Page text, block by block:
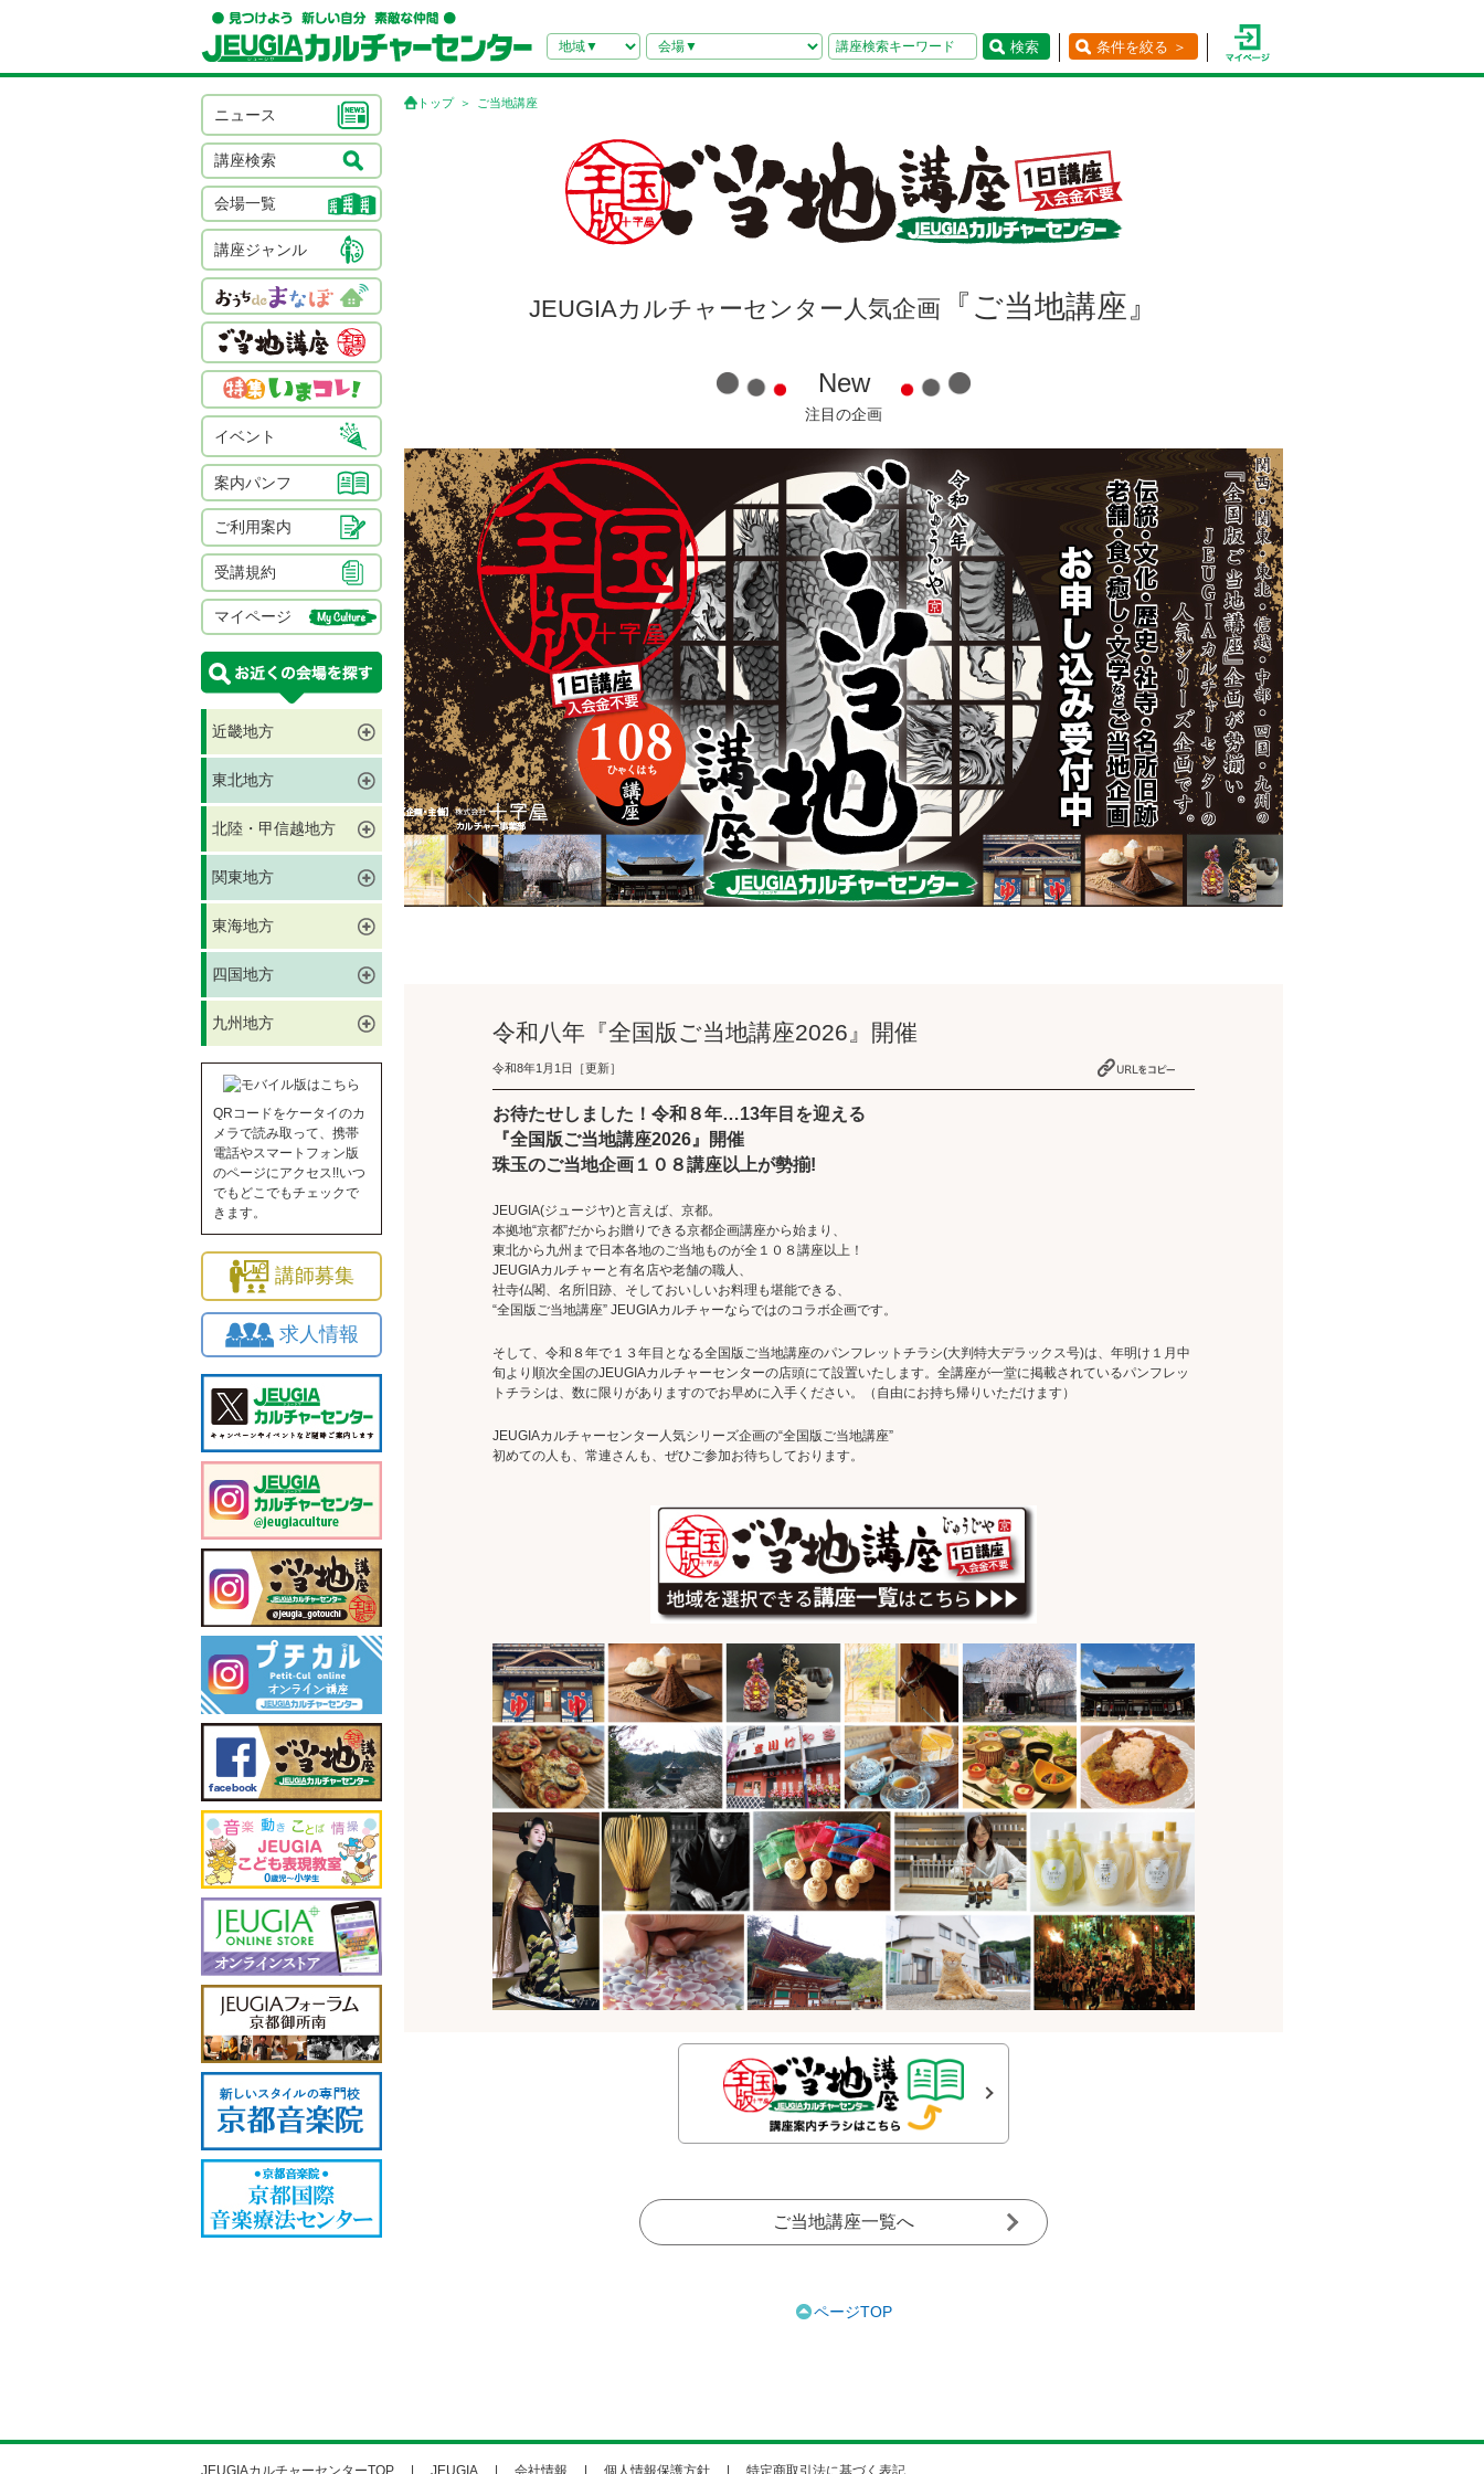
検索 条件を絞る ＞
ニュース
講座検索
会場一覧
講座ジャンル
イベント
案内パンフ
ご利用案内
受講規約
マイページ
近畿地方
東北地方
北陸・甲信越地方
関東地方
東海地方
四国地方
九州地方
QRコードをケータイのカ
メラで読み取って、携帯
電話やスマートフォン版
のページにアクセス!!いつ
でもどこでもチェックで
きます。
講師募集
求人情報
トップ ご当地講座
JEUGIAカルチャーセンター人気企画 『ご当地講座』
New
注目の企画
令和八年『全国版ご当地講座2026』開催
令和8年1月1日［更新］
お待たせしました！ 令和８年…13年目を迎える
『全国版ご当地講座2026』開催
珠玉のご当地企画１０８講座以上が勢揃!
JEUGIA(ジュージヤ)と言えば、京都。
本拠地“京都”だからお贈りできる京都企画講座から始まり、
東北から九州まで日本各地のご当地ものが全１０８講座以上！
JEUGIAカルチャーと有名店や老舗の職人、
社寺仏閣、名所旧跡、そしておいしいお料理も堪能できる、
“全国版ご当地講座” JEUGIAカルチャーならではのコラボ企画です。
そして、令和８年で１３年目となる全国版ご当地講座のパンフレットチラシ(大判特大デラックス号)は、年明け１月中
旬より順次全国のJEUGIAカルチャーセンターの店頭にて設置いたします。全講座が一堂に掲載されているパンフレッ
トチラシは、数に限りがありますのでお早めに入手ください。（自由にお持ち帰りいただけます）
JEUGIAカルチャーセンター人気シリーズ企画の“全国版ご当地講座”
初めての人も、常連さんも、ぜひご参加お待ちしております。
ご当地講座一覧へ
ページTOP
JEUGIAカルチャーセンターTOP JEUGIA 会社情報 個人情報保護方針 特定商取引法に基づく表記